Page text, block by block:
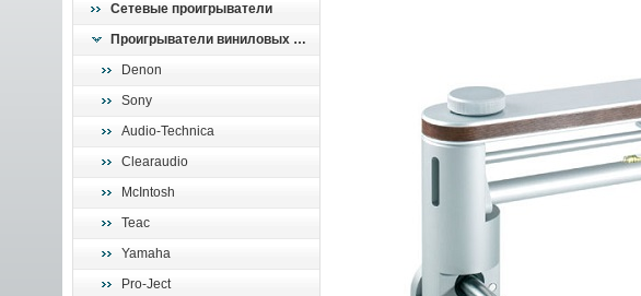
звуковые проекторы
звуковые панели
шумоизоляция
Сетевые проигрыватели
Проигрыватели виниловых пластинок
Denon
Sony
Audio-Technica
Clearaudio
McIntosh
Teac
Yamaha
Pro-Ject